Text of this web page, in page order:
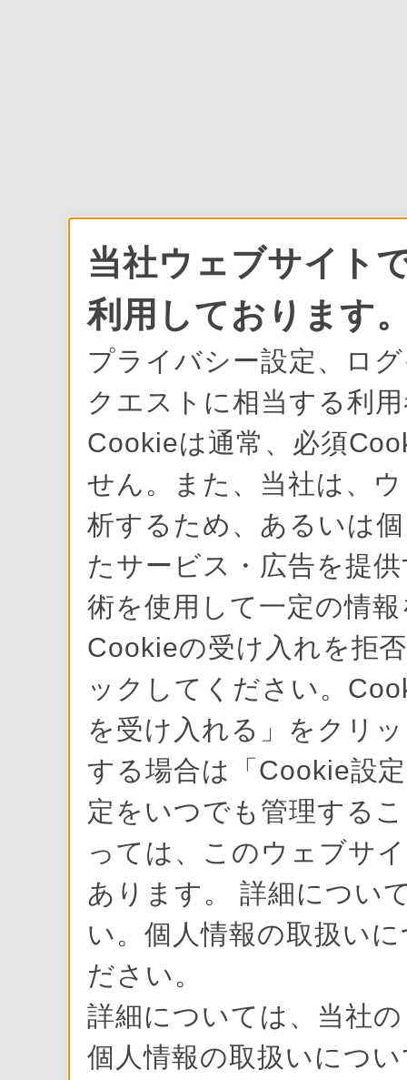
当社ウェブサイト
利用しております
プライバシー設定、ロ
クエストに相当する利
Cookieは通常、必須
せん。また、当社は、
析するため、あるいは
たサービス・広告を提
術を使用して一定の情
Cookieの受け入れを拒
ックしてください。
を受け入れる」をクリ
する場合は「Cookie設
定をいつでも管理する
っては、このウェブサ
あります。 詳細につい
い。個人情報の取扱い
ださい。
詳細については、当社
個人情報の取扱いにつ